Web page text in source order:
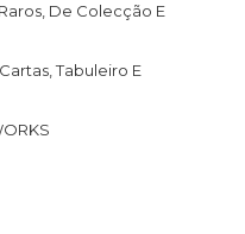
De Colecção E
Tabuleiro E